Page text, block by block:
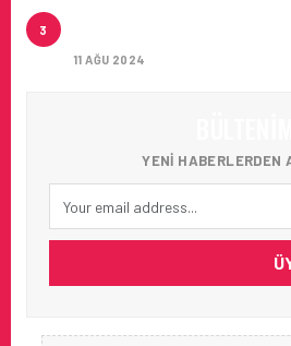
3
11 AĞU 2024
YENI HABERLERDEN